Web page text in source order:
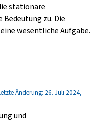
stationäre
zu. Die
wesentliche Aufgabe.
Änderung: 26. Juli 2024,
und